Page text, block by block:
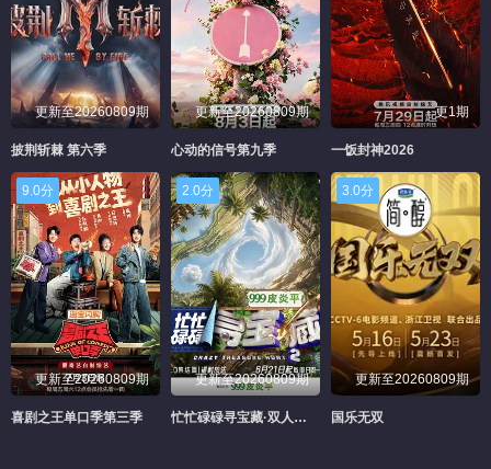
更新至20260809期
披荆斩棘 第六季
更新至20260809期
心动的信号第九季
更1期
一饭封神2026
9.0分
更新至20260809期
喜剧之王单口季第三季
2.0分
更新至20260809期
忙忙碌碌寻宝藏·双人成行季
3.0分
更新至20260809期
国乐无双